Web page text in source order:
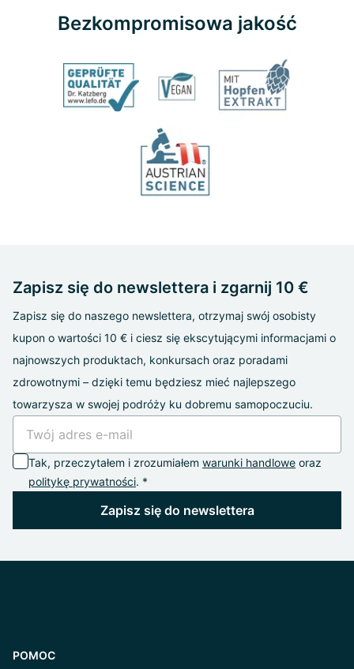
Bezkompromisowa jakość
Zapisz się do newslettera i zgarnij 10 €
Zapisz się do naszego newslettera, otrzymaj swój osobisty
kupon o wartości 10 € i ciesz się ekscytującymi informacjami o
najnowszych produktach, konkursach oraz poradami
zdrowotnymi – dzięki temu będziesz mieć najlepszego
towarzysza w swojej podróży ku dobremu samopoczuciu.
Tak, przeczytałem i zrozumiałem warunki handlowe oraz
politykę prywatności. *
Zapisz się do newslettera
POMOC